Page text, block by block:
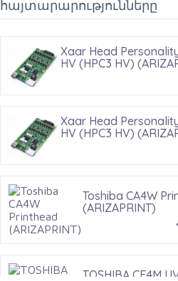
k
s
հայտարարությունները
Xaar Head
HV (HPC3 HV)
Xaar Head
HV (HPC3 HV)
Toshiba CA4W
(ARIZAPRINT)
TOSHIBA CE4M